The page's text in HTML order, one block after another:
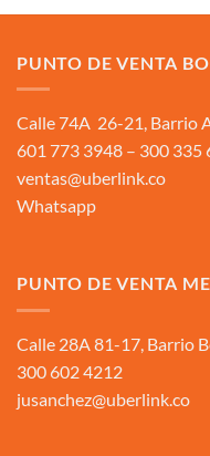
PUNTO DE VENTA
Calle 74A 26-21, Barrio
601 773 3948 – 300 335
ventas@uberlink.co
Whatsapp
PUNTO DE VENTA
Calle 28A 81-17, Barrio
300 602 4212
jusanchez@uberlink.co